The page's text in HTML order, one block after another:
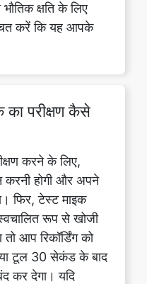
क्षति के लिए
करें कि यह आपके
परीक्षण कैसे
करने के लिए,
होगी और अपने
फिर, टेस्ट माइक
रूप से खोजी
तो आप रिकॉर्डिंग को
टूल 30 सेकंड के बाद
कर देगा। यदि